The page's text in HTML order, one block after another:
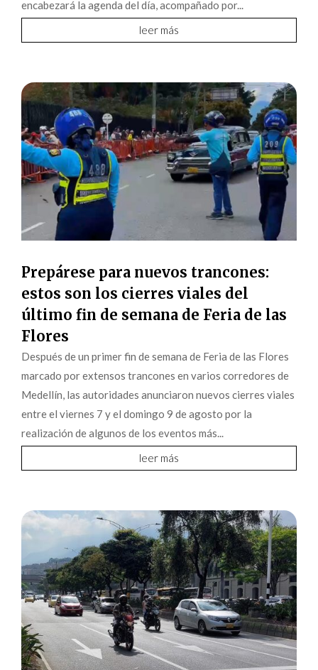
encabezará la agenda del día, acompañado por...
leer más
Prepárese para nuevos trancones:
estos son los cierres viales del
último fin de semana de Feria de las
Flores
Después de un primer fin de semana de Feria de las Flores
marcado por extensos trancones en varios corredores de
Medellín, las autoridades anunciaron nuevos cierres viales
entre el viernes 7 y el domingo 9 de agosto por la
realización de algunos de los eventos más...
leer más